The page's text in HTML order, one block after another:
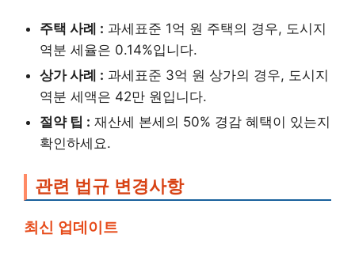
주택 사례 : 과세표준 1억 원 주택의 경우, 도시지
역분 세율은 0.14%입니다.
상가 사례 : 과세표준 3억 원 상가의 경우, 도시지
역분 세액은 42만 원입니다.
절약 팁 : 재산세 본세의 50% 경감 혜택이 있는지
확인하세요.
관련 법규 변경사항
최신 업데이트